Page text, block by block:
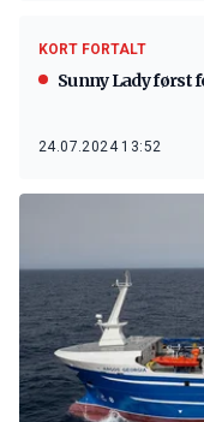
KORT FORTALT
Sunny Lady først
24.07.2024 13:52